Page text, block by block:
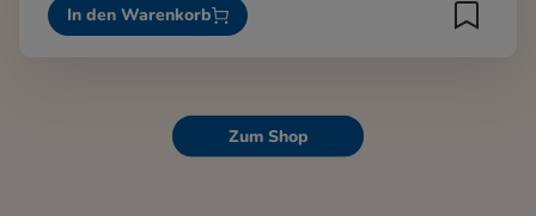
In den Warenkorb
Zum Shop